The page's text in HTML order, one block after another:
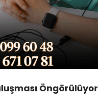
Öngörülüyor